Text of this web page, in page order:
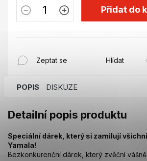
Přidat do
Zeptat se Hlídat
POPIS DISKUZE
Detailní popis produktu
Speciální dárek, který si zamilují
Yamala!
Bezkonkurenční dárek, který zvěční